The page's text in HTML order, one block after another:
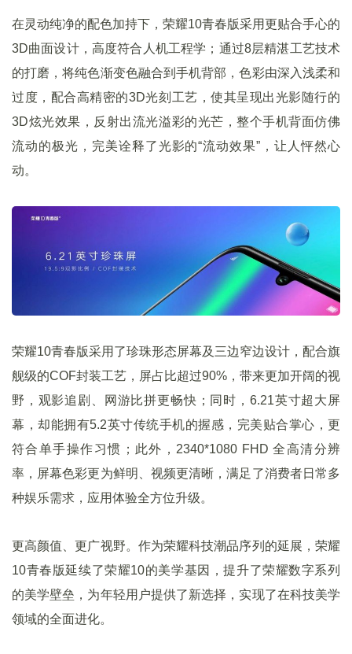
在灵动纯净的配色加持下，荣耀10青春版采用更贴合手心的
3D曲面设计，高度符合人机工程学；通过8层精湛工艺技术
的打磨，将纯色渐变色融合到手机背部，色彩由深入浅柔和
过度，配合高精密的3D光刻工艺，使其呈现出光影随行的
3D炫光效果，反射出流光溢彩的光芒，整个手机背面仿佛
流动的极光，完美诠释了光影的“流动效果”，让人怦然心
动。
荣耀10青春版采用了珍珠形态屏幕及三边窄边设计，配合旗
舰级的COF封装工艺，屏占比超过90%，带来更加开阔的视
野，观影追剧、网游比拼更畅快；同时，6.21英寸超大屏
幕，却能拥有5.2英寸传统手机的握感，完美贴合掌心，更
符合单手操作习惯；此外，2340*1080 FHD 全高清分辨
率，屏幕色彩更为鲜明、视频更清晰，满足了消费者日常多
种娱乐需求，应用体验全方位升级。
更高颜值、更广视野。 作为荣耀科技潮品序列的延展，荣耀
10青春版延续了荣耀10的美学基因，提升了荣耀数字系列
的美学壁垒， 为年轻用户提供了新选择， 实现了在科技美学
领域的全面进化。